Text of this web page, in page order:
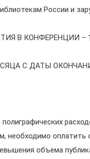
России и
В КОНФЕРЕНЦИИ –
С ДАТЫ
необходимо оплатить
объема